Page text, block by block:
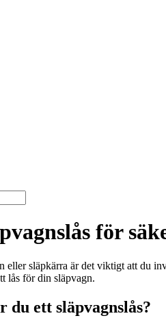
för
eller släpkärra är det viktigt att du
lås för din släpvagn.
du ett släpvagnslås?